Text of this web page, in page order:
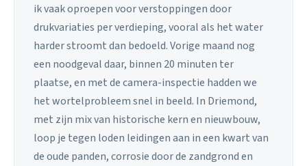
ik vaak oproepen voor verstoppingen door
drukvariaties per verdieping, vooral als het water
harder stroomt dan bedoeld. Vorige maand nog
een noodgeval daar, binnen 20 minuten ter
plaatse, en met de camera-inspectie hadden we
het wortelprobleem snel in beeld. In Driemond,
met zijn mix van historische kern en nieuwbouw,
loop je tegen loden leidingen aan in een kwart van
de oude panden, corrosie door de zandgrond en